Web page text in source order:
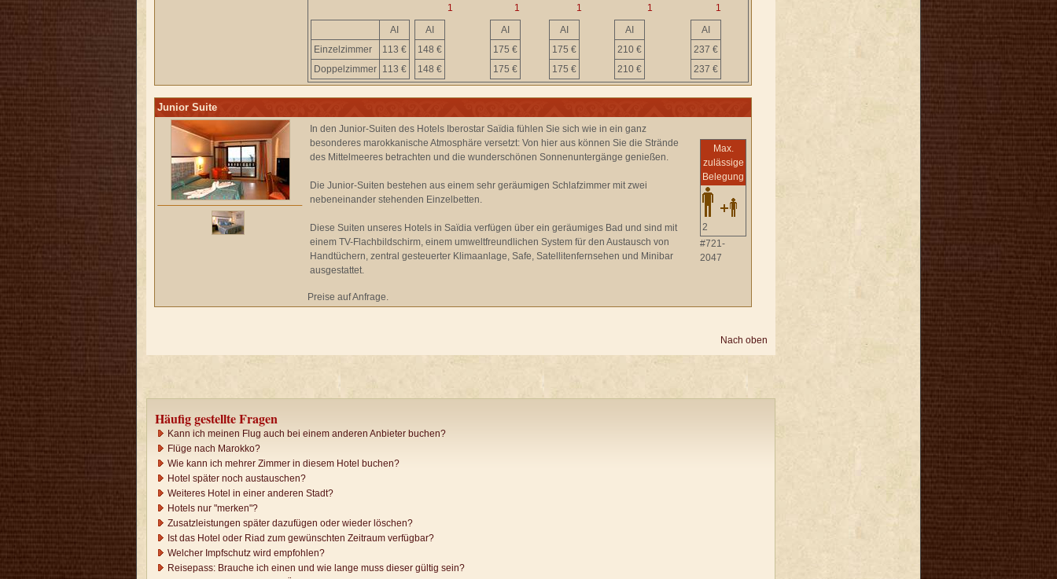
1
1
1
1
1
AI
Einzelzimmer
113 €
Doppelzimmer 113 €
AI
148 €
148 €
AI
175 €
175 €
AI
175 €
175 €
AI
210 €
210 €
AI
237 €
237 €
Junior Suite
In den Junior-Suiten des Hotels Iberostar Saïdia fühlen Sie sich wie in ein ganz
besonderes marokkanische Atmosphäre versetzt: Von hier aus können Sie die Strände
des Mittelmeeres betrachten und die wunderschönen Sonnenuntergänge genießen.
Die Junior-Suiten bestehen aus einem sehr geräumigen Schlafzimmer mit zwei
nebeneinander stehenden Einzelbetten.
Diese Suiten unseres Hotels in Saïdia verfügen über ein geräumiges Bad und sind mit
einem TV-Flachbildschirm, einem umweltfreundlichen System für den Austausch von
Handtüchern, zentral gesteuerter Klimaanlage, Safe, Satellitenfernsehen und Minibar
ausgestattet.
Max.
zulässige
Belegung
2
#721-
2047
Preise auf Anfrage.
Nach oben
Häufig gestellte Fragen
Kann ich meinen Flug auch bei einem anderen Anbieter buchen?
Flüge nach Marokko?
Wie kann ich mehrer Zimmer in diesem Hotel buchen?
Hotel später noch austauschen?
Weiteres Hotel in einer anderen Stadt?
Hotels nur "merken"?
Zusatzleistungen später dazufügen oder wieder löschen?
Ist das Hotel oder Riad zum gewünschten Zeitraum verfügbar?
Welcher Impfschutz wird empfohlen?
Reisepass: Brauche ich einen und wie lange muss dieser gültig sein?